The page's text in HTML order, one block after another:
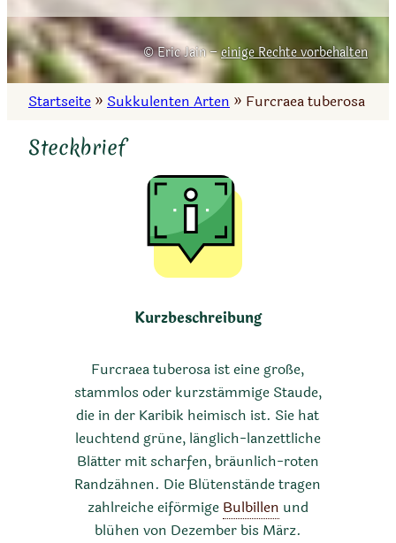
Eric Jain –einige Rechte vorbehalten
Startseite » Sukkulenten Arten » Furcraea tuberosa
Steckbrief
Kurzbeschreibung
Furcraea tuberosa ist eine große,
stammlos oder kurzstämmige Staude,
die in der Karibik heimisch ist. Sie hat
leuchtend grüne, länglich-lanzettliche
Blätter mit scharfen, bräunlich-roten
Randzähnen. Die Blütenstände tragen
zahlreiche eiförmige Bulbillen und
blühen von Dezember bis März.